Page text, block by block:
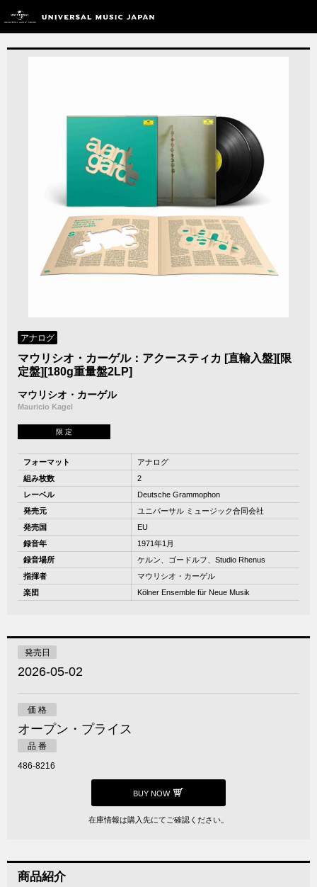
アナログ
マウリシオ・カーゲル：アクースティカ [直輸入盤][限
定盤][180g重量盤2LP]
マウリシオ・カーゲル
Mauricio Kagel
限 定
フォーマット
アナログ
組み枚数
2
レーベル
Deutsche Grammophon
発売元
ユニバーサル ミュージック合同会社
発売国
EU
録音年
1971年1月
録音場所
ケルン、ゴードルフ、Studio Rhenus
指揮者
マウリシオ・カーゲル
楽団
Kölner Ensemble für Neue Musik
発売日
2026-05-02
価 格
オープン・プライス
品 番
486-8216
BUY NOW
在庫情報は購入先にてご確認ください。
商品紹介